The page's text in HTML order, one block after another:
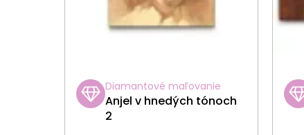
Diamantové maľovanie
Anjel v hnedých tónoch
2